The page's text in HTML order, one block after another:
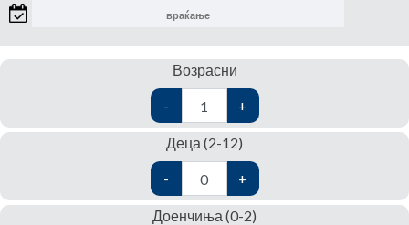
Возрасни
- +
Деца (2-12)
- +
Доенчиња (0-2)